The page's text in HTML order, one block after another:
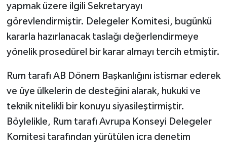
yapmak üzere ilgili Sekretaryayı
görevlendirmiştir. Delegeler Komitesi, bugünkü
kararla hazırlanacak taslağı değerlendirmeye
yönelik prosedürel bir karar almayı tercih etmiştir.
Rum tarafı AB Dönem Başkanlığını istismar ederek
ve üye ülkelerin de desteğini alarak, hukuki ve
teknik nitelikli bir konuyu siyasileştirmiştir.
Böylelikle, Rum tarafı Avrupa Konseyi Delegeler
Komitesi tarafından yürütülen icra denetim